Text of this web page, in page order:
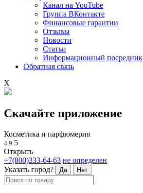
Канал на YouTube
Группа ВКонтакте
Финансовые гарантии
Отзывы
Новости
Статьи
Информационный посредник
Обратная связь
X
Скачайте приложение
Косметика и парфюмерия
4.9 5
Открыть
+7(800)333-64-63 не определен
Указать город?
Да Нет